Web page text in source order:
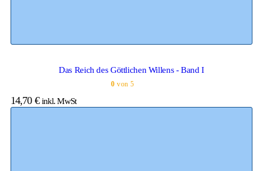
Das Reich des Göttlichen Willens - Band I
0 von 5
14,70 € inkl. MwSt